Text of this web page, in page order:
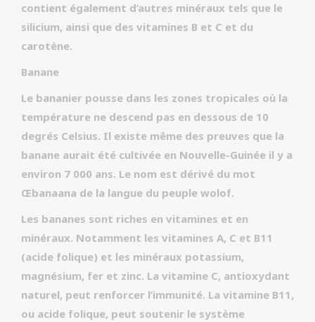
contient également d’autres minéraux tels que le
silicium, ainsi que des vitamines B et C et du
carotène.
Banane
Le bananier pousse dans les zones tropicales où la
température ne descend pas en dessous de 10
degrés Celsius. Il existe même des preuves que la
banane aurait été cultivée en Nouvelle-Guinée il y a
environ 7 000 ans. Le nom est dérivé du mot
Œbanaana de la langue du peuple wolof.
Les bananes sont riches en vitamines et en
minéraux. Notamment les vitamines A, C et B11
(acide folique) et les minéraux potassium,
magnésium, fer et zinc. La vitamine C, antioxydant
naturel, peut renforcer l’immunité. La vitamine B11,
ou acide folique, peut soutenir le système